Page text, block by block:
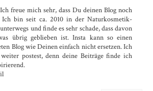
freue mich sehr, dass Du deinen Blog noch
bin seit ca. 2010 in der Naturkosmetik-
und finde es sehr schade, dass davon
übrig geblieben ist. Insta kann so einen
Blog wie Deinen einfach nicht ersetzen. Ich
postest, denn deine Beiträge finde ich